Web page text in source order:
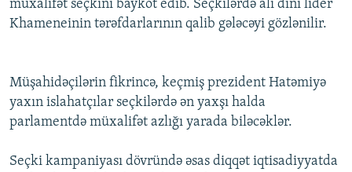
ARAŞDIRMA
VIDEO
FOTOQALEREYA
KARIKATURA
RADIO ARXIV
OXU ZALI
AZƏRBAYCAN ƏDƏBIYYATI KITABXANASI
İSLAM VƏ DEMOKRATIYA
HAQQIMIZDA
PEŞƏ ETIKASI VƏ JURNALISTIKA STANDARTLARIMIZ
müxalifət seçkini baykot edib. Seçkilərdə ali dini lider
Khameneinin tərəfdarlarının qalib gələcəyi gözlənilir.
Müşahidəçilərin fikrincə, keçmiş prezident Hatəmiyə
yaxın islahatçılar seçkilərdə ən yaxşı halda
parlamentdə müxalifət azlığı yarada biləcəklər.
Seçki kampaniyası dövründə əsas diqqət iqtisadiyyatda